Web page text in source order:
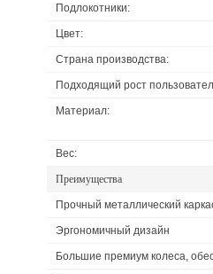
Подлокотники:
Цвет:
Страна производства:
Подходящий рост
Материал:
Вес:
Преимущества
Прочный металлический
Эргономичный дизайн
Большие премиум колеса,